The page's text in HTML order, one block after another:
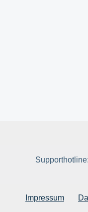
Supporthotline:
Impressum